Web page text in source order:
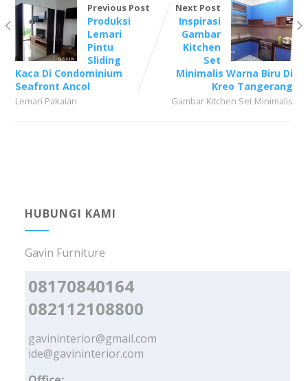
Previous Post
Produksi
Lemari
Pintu
Sliding
Kaca Di Condominium
Seafront Ancol
Lemari Pakaian
Next Post
Inspirasi
Gambar
Kitchen
Set
Minimalis Warna Biru Di
Kreo Tangerang
Gambar Kitchen Set Minimalis
HUBUNGI KAMI
Gavin Furniture
08170840164
082112108800
gavininterior@gmail.com
ide@gavininterior.com